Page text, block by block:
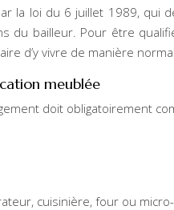
la loi du 6 juillet 1989, qui
du bailleur. Pour être
d’y vivre de manière
meublée
doit obligatoirement
cuisinière, four ou